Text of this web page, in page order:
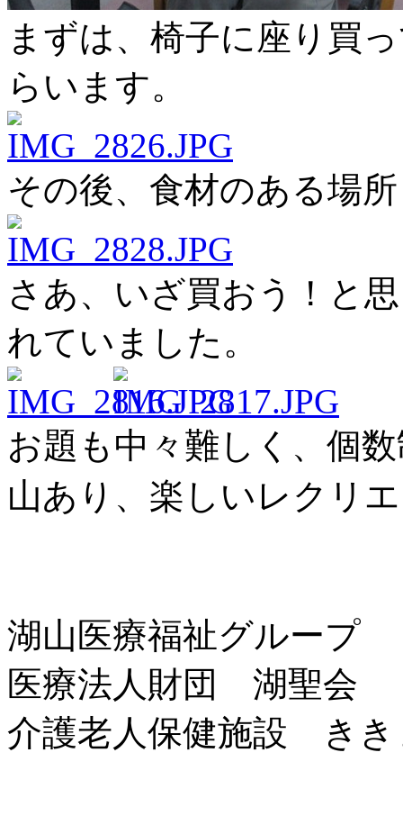
まずは、椅子に座り買
らいます。
その後、食材のある場
さあ、いざ買おう！と
れていました。
お題も中々難しく、個
山あり、楽しいレクリ
湖山医療福祉グループ
医療法人財団 湖聖会
介護老人保健施設 き